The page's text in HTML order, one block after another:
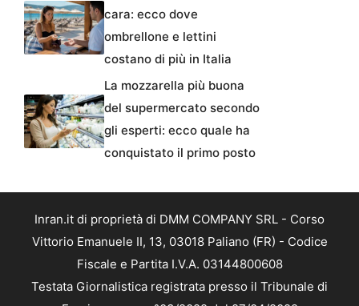
cara: ecco dove
ombrellone e lettini
costano di più in Italia
La mozzarella più buona
del supermercato secondo
gli esperti: ecco quale ha
conquistato il primo posto
Inran.it di proprietà di DMM COMPANY SRL - Corso
Vittorio Emanuele II, 13, 03018 Paliano (FR) - Codice
Fiscale e Partita I.V.A. 03144800608
Testata Giornalistica registrata presso il Tribunale di